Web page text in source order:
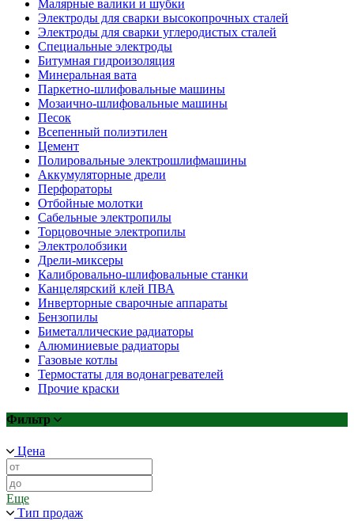
Малярные валики и шубки
Электроды для сварки высокопрочных сталей
Электроды для сварки углеродистых сталей
Специальные электроды
Битумная гидроизоляция
Минеральная вата
Паркетно-шлифовальные машины
Мозаично-шлифовальные машины
Песок
Всепенный полиэтилен
Цемент
Полировальные электрошлифмашины
Аккумуляторные дрели
Перфораторы
Отбойные молотки
Сабельные электропилы
Торцовочные электропилы
Электролобзики
Дрели-миксеры
Калибровально-шлифовальные станки
Канцелярский клей ПВА
Инверторные сварочные аппараты
Бензопилы
Биметаллические радиаторы
Алюминиевые радиаторы
Газовые котлы
Термостаты для водонагревателей
Прочие краски
Фильтр
Цена
Еще
Тип продаж